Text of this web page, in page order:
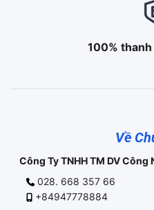
100%
Về
Công Ty TNHH TM DV Công
028. 668 357 66
+84947778884